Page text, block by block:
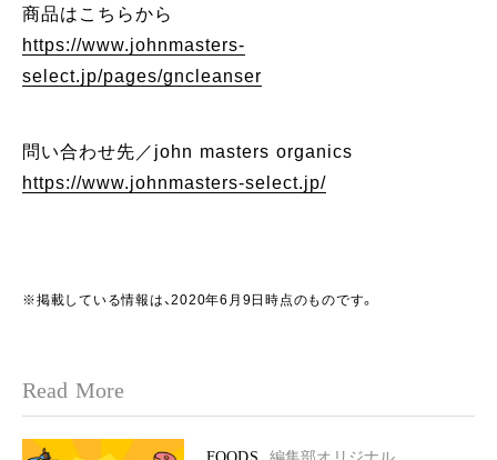
商品はこちらから
https://www.johnmasters-
select.jp/pages/gncleanser
問い合わせ先／john masters organics
https://www.johnmasters-select.jp/
※掲載している情報は、2020年6月9日時点のものです。
Read More